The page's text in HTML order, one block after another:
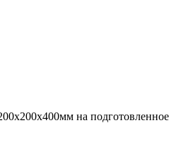
на подготовленное